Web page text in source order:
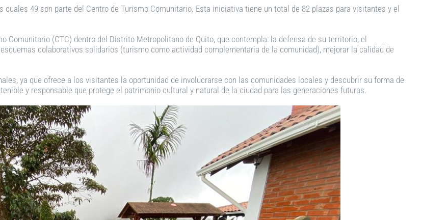
49 son parte del Centro de Turismo Comunitario. Esta iniciativa tiene un total de 82 plazas para visitantes y el
Comunitario (CTC) dentro del Distrito Metropolitano de Quito, que contempla: la defensa de su territorio, el
colaborativos solidarios (turismo como actividad complementaria de la comunidad), mejorar la calidad de
ya que ofrece a los visitantes la oportunidad de involucrarse con las comunidades locales y descubrir su forma de
y responsable que protege el patrimonio cultural y natural de la ciudad para las generaciones futuras.